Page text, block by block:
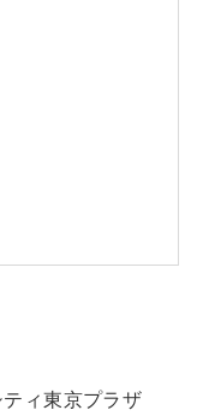
ィ東京プラザ